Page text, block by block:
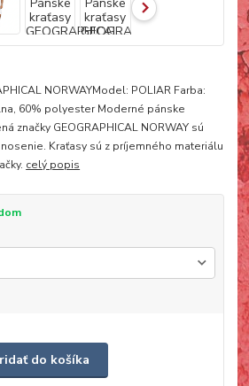
NORWAYModel: POLIAR Farba:
60% polyester Moderné pánske
značky GEOGRAPHICAL NORWAY sú
Kraťasy sú z príjemného materiálu
celý popis
do košíka